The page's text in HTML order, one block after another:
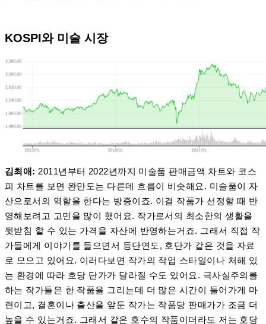
KOSPI와 미술 시장
김최애: 2011년부터 2022년까지 미술품 판매금액 차트와 코스
피 차트를 보면 완만도는 다른데 흐름이 비슷해요. 미술품이 자
산으로서의 역할을 한다는 방증이죠. 이걸 작품가 선정할 때 반
영해보려고 고민을 많이 했어요. 작가로서의 최소한의 생활을
뒷받침 할 수 있는 가격을 자산에 반영하는거죠. 그래서 직접 작
가들에게 이야기를 들으면서 등단연도, 호단가 같은 것을 자료
로 모으고 있어요. 이러다보면 작가의 작업 스타일이나 처해 있
는 환경에 따라 호당 단가가 달라질 수도 있어요. 극사실주의를
하는 작가들은 한 작품을 그리는데 더 많은 시간이 들어가게 마
련이고, 결혼이나 출산을 앞둔 작가는 작품당 판매가가 조금 더
높을 수 있는거죠. 그래서 같은 호수의 작품이더라도 저는 호당